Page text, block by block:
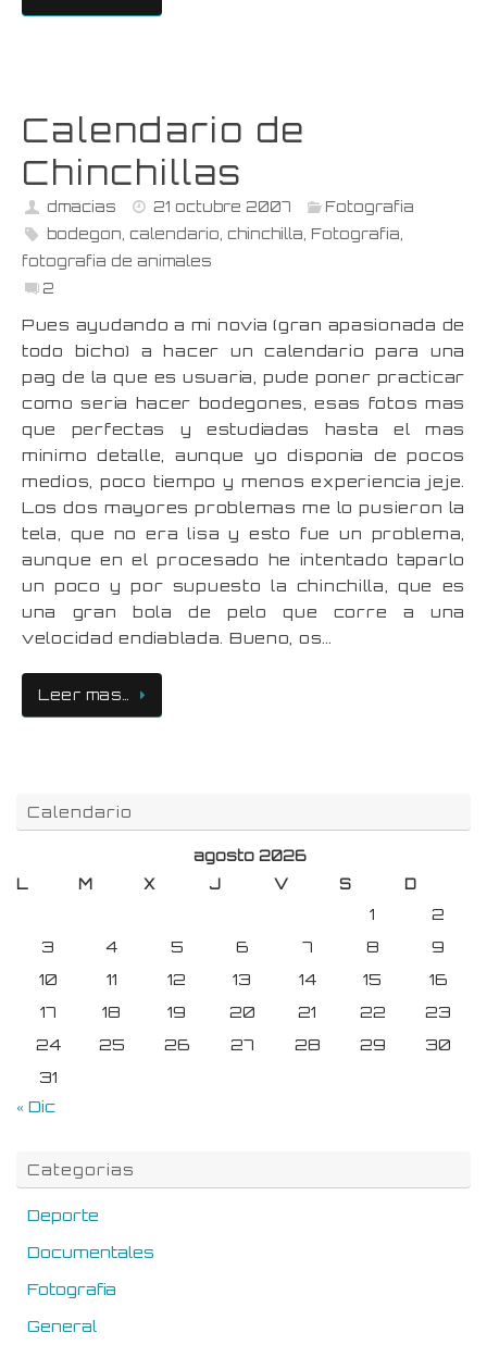
Calendario de
Chinchillas
dmacias 21 octubre 2007
Fotografia
bodegon, calendario, chinchilla, Fotografia,
fotografia de animales
2
Pues ayudando a mi novia (gran apasionada de
todo bicho) a hacer un calendario para una
pag de la que es usuaria, pude poner practicar
como seria hacer bodegones, esas fotos mas
que perfectas y estudiadas hasta el mas
minimo detalle, aunque yo disponia de pocos
medios, poco tiempo y menos experiencia jeje.
Los dos mayores problemas me lo pusieron la
tela, que no era lisa y esto fue un problema,
aunque en el procesado he intentado taparlo
un poco y por supuesto la chinchilla, que es
una gran bola de pelo que corre a una
velocidad endiablada. Bueno, os…
Leer mas…
Calendario
agosto 2026
L
M X J V S D
1
2
3
4 5 6 7 8
9
10
11 12 13 14 15
16
17
18 19 20 21 22
23
24
25 26 27 28 29
30
31
« Dic
Categorias
Deporte
Documentales
Fotografia
General